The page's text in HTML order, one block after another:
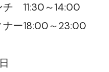
11:30～14:00
ー18:00～23:00